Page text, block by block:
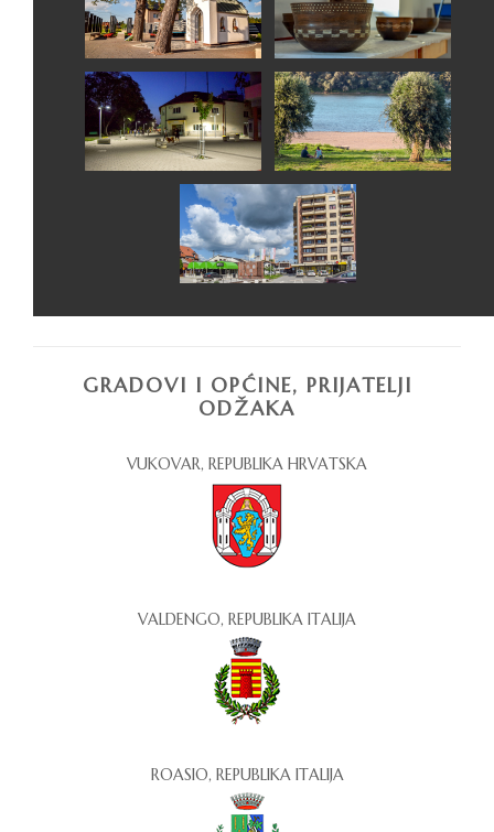
GRADOVI I OPĆINE, PRIJATELJI
ODŽAKA
VUKOVAR, REPUBLIKA HRVATSKA
VALDENGO, REPUBLIKA ITALIJA
ROASIO, REPUBLIKA ITALIJA